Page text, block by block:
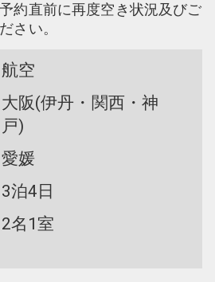
約直前に再度空き状況及びご
さい。
航空
大阪(伊丹・関西・神
戸)
愛媛
3泊4日
2名1室